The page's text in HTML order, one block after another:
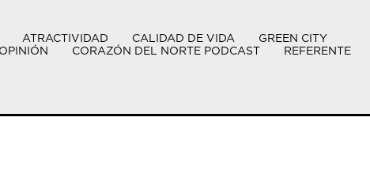
ATRACTIVIDAD CALIDAD DE VIDA
GREEN CITY
CORAZÓN DEL NORTE PODCAST REFERENTE